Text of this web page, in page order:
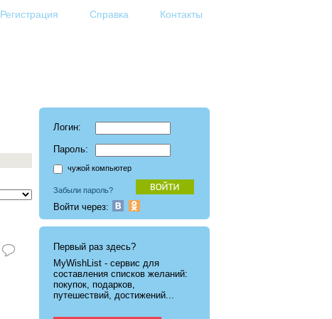
Регистрация Справка Контакты
Логин:
Пароль:
чужой компьютер
Забыли пароль?
Войти через:
Первый раз здесь?
MyWishList - cервис для
составления списков желаний:
покупок, подарков,
путешествий, достижений...